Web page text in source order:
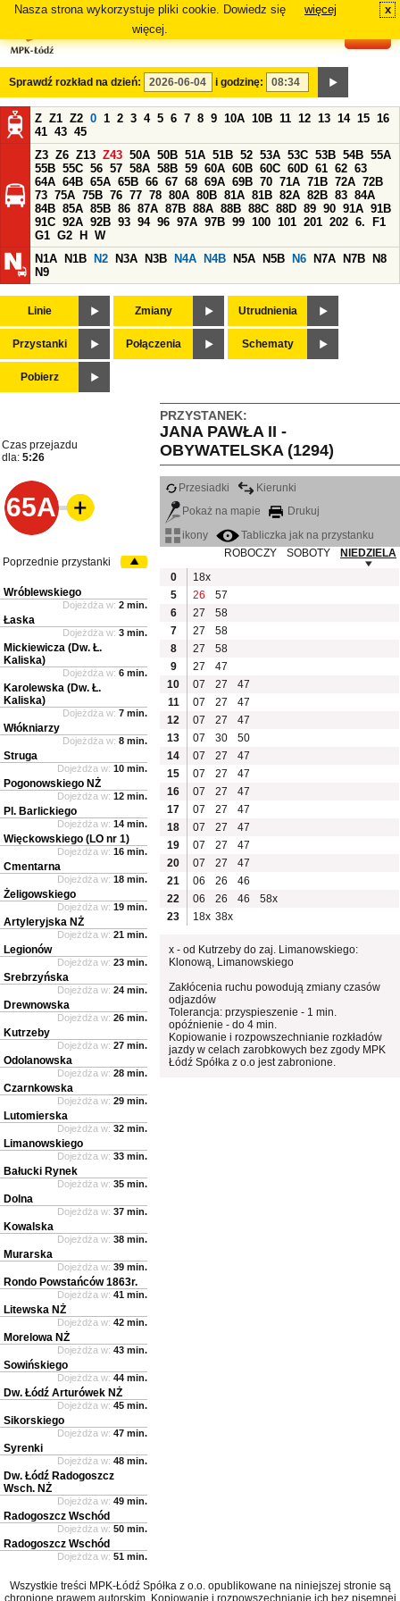
Nasza strona wykorzystuje pliki cookie. Dowiedz się
więcej.
więcej x
Sprawdź rozkład na dzień: i godzinę:
Z Z1 Z2 0 1 2 3 4 5 6 7 8 9 10A 10B 11 12 13 14 15 16
41 43 45
Z3 Z6 Z13 Z43 50A 50B 51A 51B 52 53A 53C 53B 54B 55A
55B 55C 56 57 58A 58B 59 60A 60B 60C 60D 61 62 63
64A 64B 65A 65B 66 67 68 69A 69B 70 71A 71B 72A 72B
73 75A 75B 76 77 78 80A 80B 81A 81B 82A 82B 83 84A
84B 85A 85B 86 87A 87B 88A 88B 88C 88D 89 90 91A 91B
91C 92A 92B 93 94 96 97A 97B 99 100 101 201 202 6.
F1
G1 G2 H
W
N1A
N1B N2 N3A N3B N4A N4B N5A N5B N6 N7A N7B
N8
N9
Linie Zmiany Utrudnienia
Przystanki Połączenia Schematy
Pobierz
PRZYSTANEK:
JANA PAWŁA II -
OBYWATELSKA (1294)
Czas przejazdu
dla: 5:26
65A
Przesiadki
Kierunki
Pokaż na mapie
Drukuj
ikony
Tabliczka jak na przystanku
ROBOCZY
SOBOTY
NIEDZIELA
0
18x
5
26
57
6
27
58
7
27
58
8
27
58
9
27
47
10
07 27
47
11
07 27
47
12
07 27
47
13
07 30
50
14
07 27
47
15
07 27
47
16
07 27
47
17
07 27
47
18
07 27
47
19
07 27
47
20
07 27
47
21
06 26
46
22
06 26 46
58x
23
18x 38x
x - od Kutrzeby do zaj. Limanowskiego:
Klonową, Limanowskiego
Zakłócenia ruchu powodują zmiany czasów
odjazdów
Tolerancja: przyspieszenie - 1 min.
opóźnienie - do 4 min.
Kopiowanie i rozpowszechnianie rozkładów
jazdy w celach zarobkowych bez zgody MPK
Łódź Spółka z o.o jest zabronione.
Poprzednie przystanki
Wróblewskiego
Dojeżdża w: 2 min.
Łaska
Dojeżdża w: 3 min.
Mickiewicza (Dw. Ł.
Kaliska)
Dojeżdża w: 6 min.
Karolewska (Dw. Ł.
Kaliska)
Dojeżdża w: 7 min.
Włókniarzy
Dojeżdża w: 8 min.
Struga
Dojeżdża w: 10 min.
Pogonowskiego NŻ
Dojeżdża w: 12 min.
Pl. Barlickiego
Dojeżdża w: 14 min.
Więckowskiego (LO nr 1)
Dojeżdża w: 16 min.
Cmentarna
Dojeżdża w: 18 min.
Żeligowskiego
Dojeżdża w: 19 min.
Artyleryjska NŻ
Dojeżdża w: 21 min.
Legionów
Dojeżdża w: 23 min.
Srebrzyńska
Dojeżdża w: 24 min.
Drewnowska
Dojeżdża w: 26 min.
Kutrzeby
Dojeżdża w: 27 min.
Odolanowska
Dojeżdża w: 28 min.
Czarnkowska
Dojeżdża w: 29 min.
Lutomierska
Dojeżdża w: 32 min.
Limanowskiego
Dojeżdża w: 33 min.
Bałucki Rynek
Dojeżdża w: 35 min.
Dolna
Dojeżdża w: 37 min.
Kowalska
Dojeżdża w: 38 min.
Murarska
Dojeżdża w: 39 min.
Rondo Powstańców 1863r.
Dojeżdża w: 41 min.
Litewska NŻ
Dojeżdża w: 42 min.
Morelowa NŻ
Dojeżdża w: 43 min.
Sowińskiego
Dojeżdża w: 44 min.
Dw. Łódź Arturówek NŻ
Dojeżdża w: 45 min.
Sikorskiego
Dojeżdża w: 47 min.
Syrenki
Dojeżdża w: 48 min.
Dw. Łódź Radogoszcz
Wsch. NŻ
Dojeżdża w: 49 min.
Radogoszcz Wschód
Dojeżdża w: 50 min.
Radogoszcz Wschód
Dojeżdża w: 51 min.
Wszystkie treści MPK-Łódź Spółka z o.o. opublikowane na niniejszej stronie są
chronione prawem autorskim. Kopiowanie i rozpowszechnianie ich bez pisemnej